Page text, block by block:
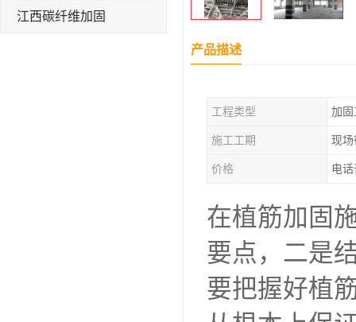
江西碳纤维加固
产品描述
工程类型 加固
施工工期 现场
价格 电
在植筋加固
要点，二是
要把握好植